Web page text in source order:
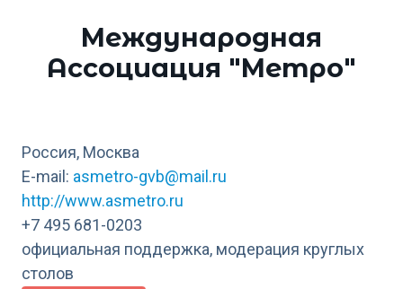
Международная
Ассоциация "Метро"
Россия, Москва
E-mail: asmetro-gvb@mail.ru
http://www.asmetro.ru
+7 495 681-0203
официальная поддержка, модерация круглых
столов